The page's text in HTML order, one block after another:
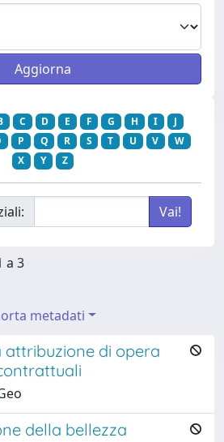
C D E F G H I
J
P Q R S T U V
W
X
Y Z
a 3
metadati
attribuzione di opera
della bellezza